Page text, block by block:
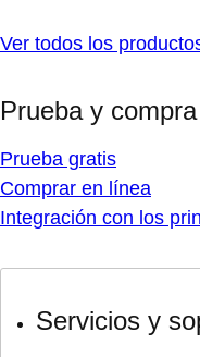
Ver todos los
Prueba y compra
Prueba gratis
Comprar en línea
Integración con los
Servicios y